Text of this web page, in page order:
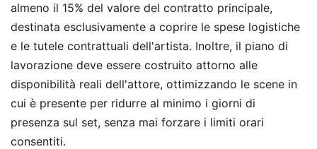
almeno il 15% del valore del contratto principale,
destinata esclusivamente a coprire le spese logistiche
e le tutele contrattuali dell'artista. Inoltre, il piano di
lavorazione deve essere costruito attorno alle
disponibilità reali dell'attore, ottimizzando le scene in
cui è presente per ridurre al minimo i giorni di
presenza sul set, senza mai forzare i limiti orari
consentiti.